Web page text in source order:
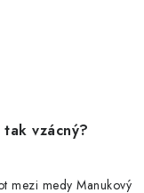
vzácný?
mezi medy Manukový